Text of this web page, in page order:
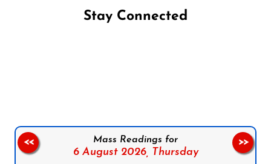
Stay Connected
Mass Readings for
6 August 2026, Thursday
<< >>